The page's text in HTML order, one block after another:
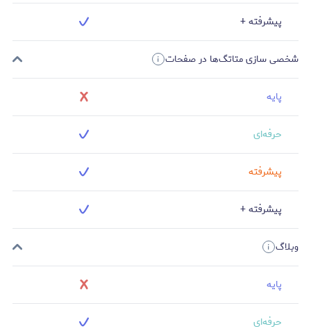
پیشرفته +
شخصی سازی متاتگ‌ها در صفحات
پایه
حرفه‌ای
پیشرفته
پیشرفته +
وبلاگ
پایه
حرفه‌ای